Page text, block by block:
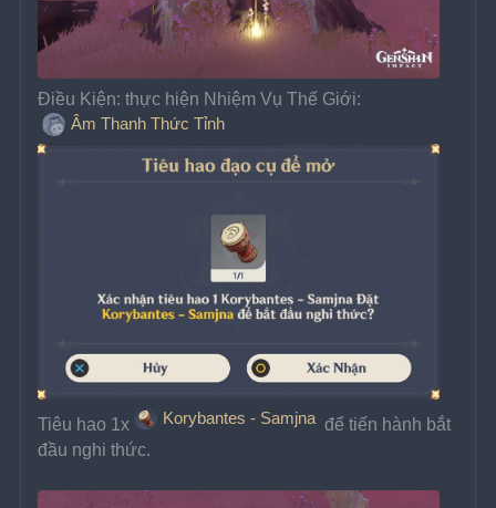
Điều Kiện: thực hiện Nhiệm Vụ Thế Giới:
Âm Thanh Thức Tỉnh
Tiêu hao 1x Korybantes - Samjna để tiến hành bắt
đầu nghi thức.